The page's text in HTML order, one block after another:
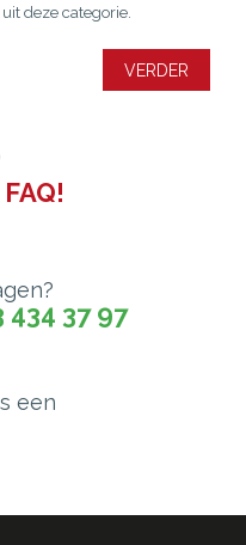
deze categorie.
VERDER
434 37 97
een